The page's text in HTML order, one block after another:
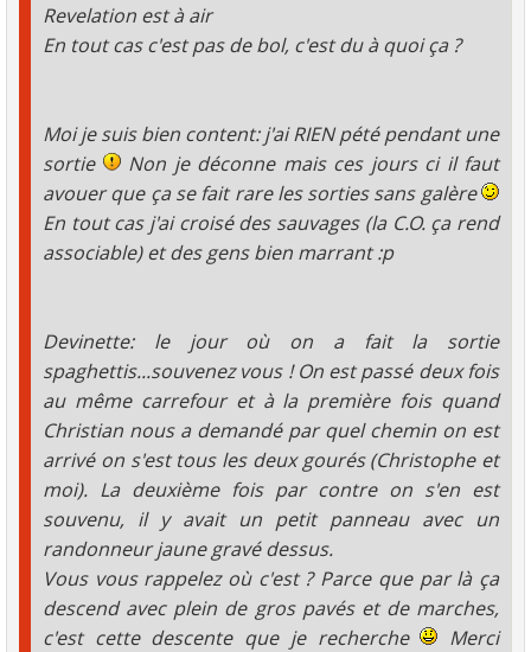
Revelation est à air
En tout cas c'est pas de bol, c'est du à quoi ça ?
Moi je suis bien content: j'ai RIEN pété pendant une
sortie
Non je déconne mais ces jours ci il faut
avouer que ça se fait rare les sorties sans galère
En tout cas j'ai croisé des sauvages (la C.O. ça rend
associable) et des gens bien marrant :p
Devinette: le jour où on a fait la sortie
spaghettis...souvenez vous ! On est passé deux fois
au même carrefour et à la première fois quand
Christian nous a demandé par quel chemin on est
arrivé on s'est tous les deux gourés (Christophe et
moi). La deuxième fois par contre on s'en est
souvenu, il y avait un petit panneau avec un
randonneur jaune gravé dessus.
Vous vous rappelez où c'est ? Parce que par là ça
descend avec plein de gros pavés et de marches,
c'est cette descente que je recherche
Merci